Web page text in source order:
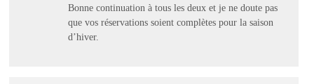
Bonne continuation à tous les deux et je ne doute pas
que vos réservations soient complètes pour la saison
d’hiver.